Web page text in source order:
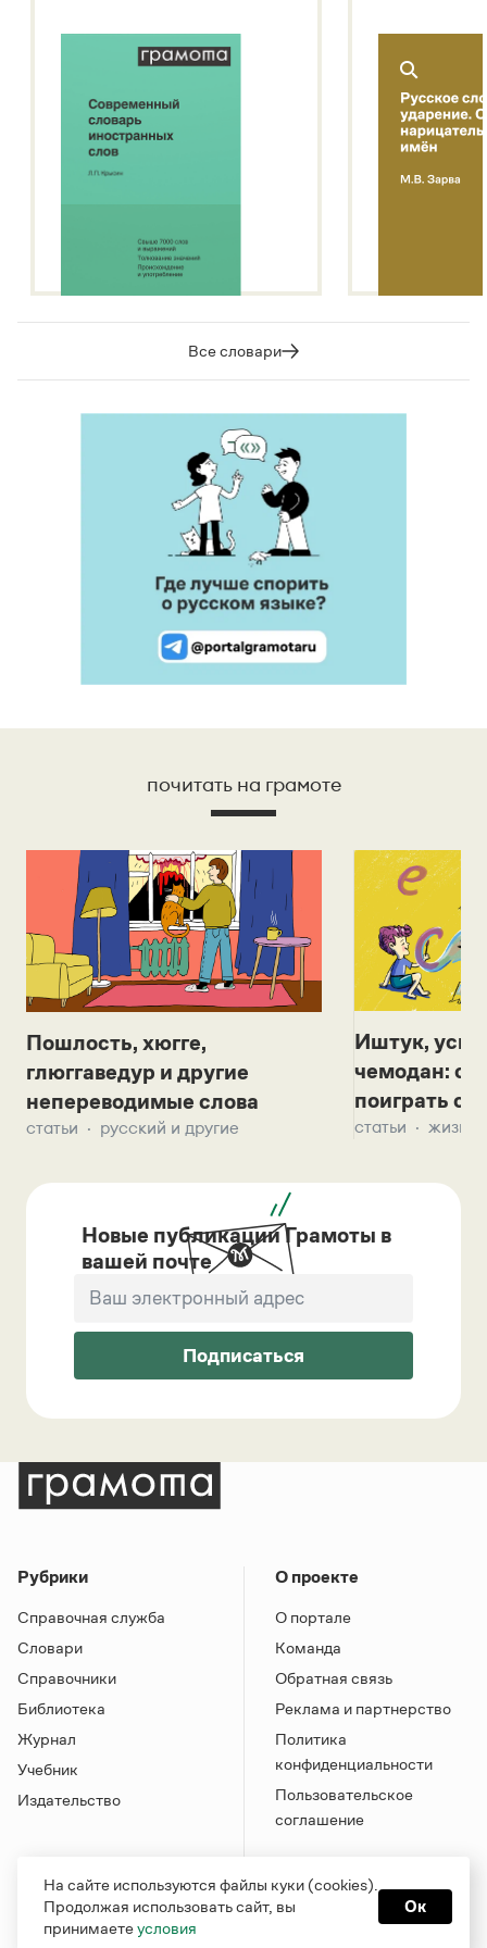
Все словари
почитать на грамоте
Пошлость, хюгге,
глюггаведур и другие
непереводимые слова
статьи русский и другие
Иштук,
чемодан:
поиграть с
статьи жизнь
Новые публикации Грамоты в
вашей почте
Подписаться
Рубрики
Справочная служба
Словари
Справочники
Библиотека
Журнал
Учебник
Издательство
О проекте
О портале
Команда
Обратная связь
Реклама и партнерство
Политика
конфиденциальности
Пользовательское
соглашение
На сайте используются файлы куки (cookies).
Продолжая использовать сайт, вы
принимаетеусловия
Ок